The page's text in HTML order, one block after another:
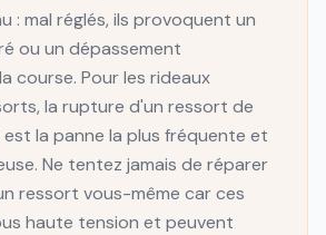
: mal réglés, ils provoquent un
ou un dépassement
course. Pour les rideaux
la rupture d'un ressort de
la panne la plus fréquente et
Ne tentez jamais de réparer
ressort vous-même car ces
haute tension et peuvent